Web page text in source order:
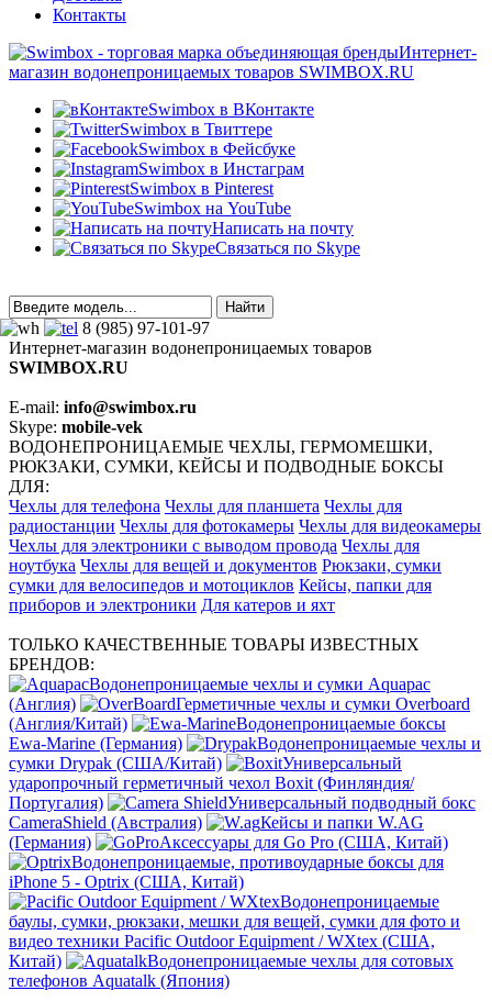
Контакты
Интернет-
магазин водонепроницаемых товаров SWIMBOX.RU
Swimbox в ВКонтакте
Swimbox в Твиттере
Swimbox в Фейсбуке
Swimbox в Инстаграм
Swimbox в Pinterest
Swimbox на YouTube
Написать на почту
Связаться по Skype
8 (985) 97-101-97
Интернет-магазин водонепроницаемых товаров
SWIMBOX.RU
E-mail: info@swimbox.ru
Skype: mobile-vek
ВОДОНЕПРОНИЦАЕМЫЕ ЧЕХЛЫ, ГЕРМОМЕШКИ,
РЮКЗАКИ, СУМКИ, КЕЙСЫ И ПОДВОДНЫЕ БОКСЫ
ДЛЯ:
Чехлы для телефона Чехлы для планшета Чехлы для
радиостанции Чехлы для фотокамеры Чехлы для видеокамеры
Чехлы для электроники с выводом провода Чехлы для
ноутбука Чехлы для вещей и документов Рюкзаки, сумки
сумки для велосипедов и мотоциклов Кейсы, папки для
приборов и электроники Для катеров и яхт
ТОЛЬКО КАЧЕСТВЕННЫЕ ТОВАРЫ ИЗВЕСТНЫХ
БРЕНДОВ:
Водонепроницаемые чехлы и сумки Aquapac
(Англия)
Герметичные чехлы и сумки Overboard
(Англия/Китай)
Водонепроницаемые боксы
Ewa-Marine (Германия)
Водонепроницаемые чехлы и
сумки Drypak (США/Китай)
Универсальный
ударопрочный герметичный чехол Boxit (Финляндия/
Португалия)
Универсальный подводный бокс
CameraShield (Австралия)
Кейсы и папки W.AG
(Германия)
Аксессуары для Go Pro (США, Китай)
Водонепроницаемые, противоударные боксы для
iPhone 5 - Optrix (США, Китай)
Водонепроницаемые
баулы, сумки, рюкзаки, мешки для вещей, сумки для фото и
видео техники Pacific Outdoor Equipment / WXtex (США,
Китай)
Водонепроницаемые чехлы для сотовых
телефонов Aquatalk (Япония)